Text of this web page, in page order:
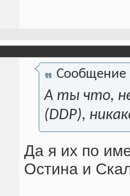
Сообщение
А ты что,
(DDP),
Да я их по
Остина и